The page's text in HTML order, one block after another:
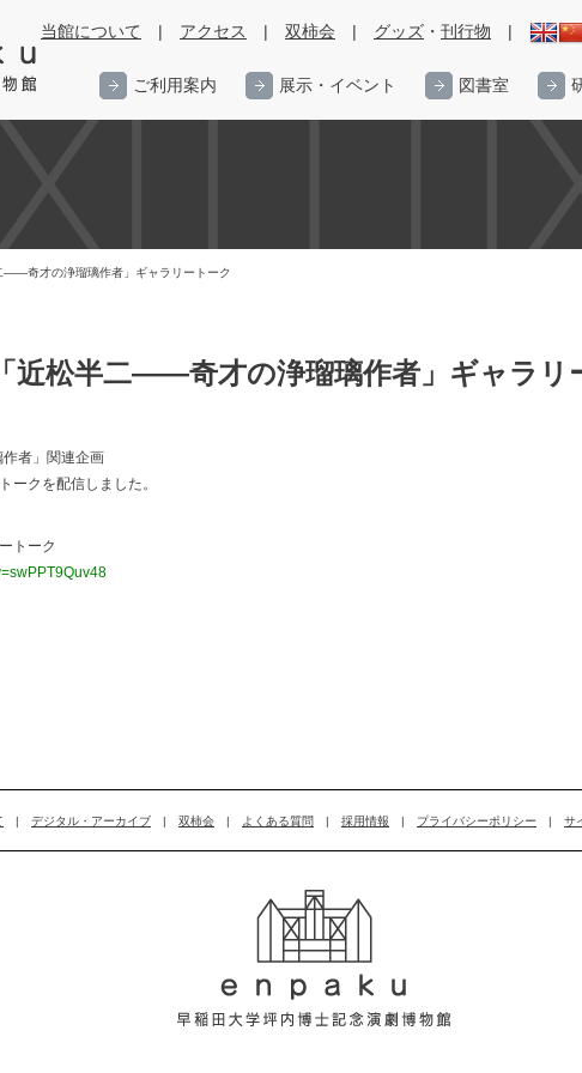
当館について | アクセス | 双柿会 | グッズ ・ 刊行物 |
ご利用案内 展示・イベント 図書室
――奇才の浄瑠璃作者」ギャラリートーク
近松半二――奇才の浄瑠璃作者」ギャラリ
者」関連企画
ークを配信しました。
トーク
| デジタル・アーカイブ | 双柿会 | よくある質問 | 採用情報 | プライバシーポリシー | サ